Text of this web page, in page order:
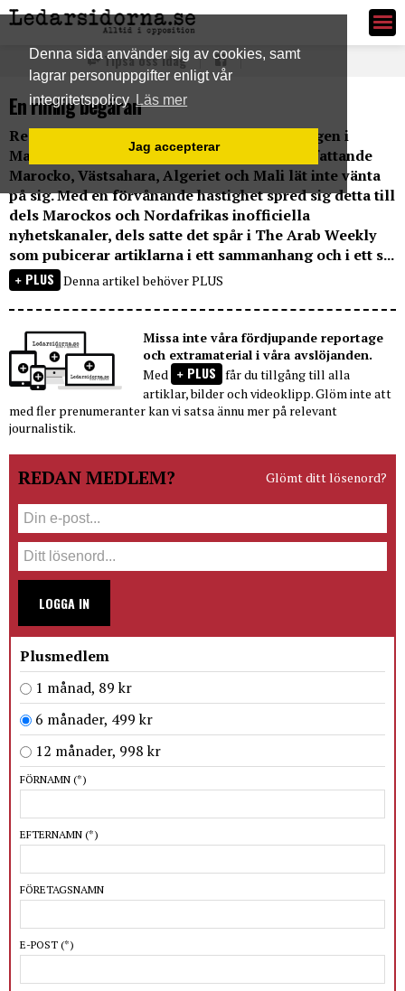
Denna sida använder sig av cookies, samt
lagrar personuppgifter enligt vår
integritetspolicy Läs mer
Jag accepterar
Ledarsidorna.se
Tipsa oss idag
En rimlig begäran
Reaktionerna på mina artiklar om utvecklingen i
Mahgrib, mer precist i dess västra delar omfattande
Marocko, Västsahara, Algeriet och Mali lät inte vänta
på sig. Med en förvånande hastighet spred sig detta till
dels Marockos och Nordafrikas inofficiella
nyhetskanaler, dels satte det spår i The Arab Weekly
som pubicerar artiklarna i ett sammanhang och i ett s...
PLUS Denna artikel behöver PLUS
Missa inte våra fördjupande reportage
och extramaterial i våra avslöjanden.
Med
PLUS får du tillgång till alla
artiklar, bilder och videoklipp. Glöm inte att
med fler prenumeranter kan vi satsa ännu mer på relevant
journalistik.
REDAN MEDLEM? Glömt ditt lösenord?
LOGGA IN
Plusmedlem
1 månad, 89 kr
6 månader, 499 kr
12 månader, 998 kr
FÖRNAMN (*)
EFTERNAMN (*)
FÖRETAGSNAMN
E-POST (*)